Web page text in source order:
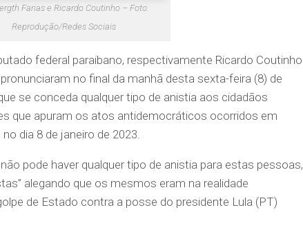
Farias e Ricardo Coutinho – Foto:
Reprodução/Redes Sociais
federal paraibano, respectivamente Ricardo Coutinho
no final da manhã desta sexta-feira (8) de
se conceda qualquer tipo de anistia aos cidadãos
que apuram os atos antidemocráticos ocorridos em
dia 8 de janeiro de 2023.
pode haver qualquer tipo de anistia para estas pessoas,
alegando que os mesmos eram na realidade
de Estado contra a posse do presidente Lula (PT)